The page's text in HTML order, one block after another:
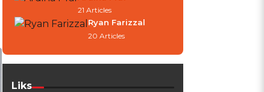
21 Articles
Ryan Farizzal
20 Articles
Liks